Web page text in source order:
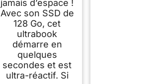
jamais d’espace !
Avec son SSD de
128 Go, cet
ultrabook
démarre en
quelques
secondes et est
ultra-réactif. Si